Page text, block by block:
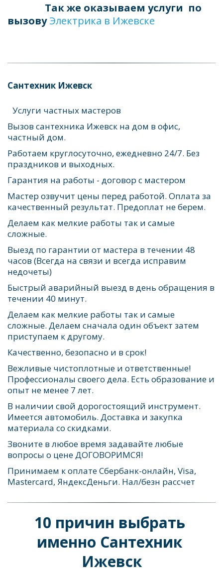
Так же оказываем услуги  по
вызову Электрика в Ижевске
Сантехник Ижевск
Услуги частных мастеров
Вызов сантехника Ижевск на дом в офис,
частный дом.
Работаем круглосуточно, ежедневно 24/7. Без
праздников и выходных.
Гарантия на работы - договор с мастером
Мастер озвучит цены перед работой. Оплата за
качественный результат. Предоплат не берем.
Делаем как мелкие работы так и самые
сложные.
Выезд по гарантии от мастера в течении 48
часов (Всегда на связи и всегда исправим
недочеты)
Быстрый аварийный выезд в день обращения в
течении 40 минут.
Делаем как мелкие работы так и самые
сложные. Делаем сначала один объект затем
приступаем к другому.
Качественно, безопасно и в срок!
Вежливые чистоплотные и ответственные!
Профессионалы своего дела. Есть образование и
опыт не менее 7 лет.
В наличии свой дорогостоящий инструмент.
Имеется автомобиль. Доставка и закупка
материала со скидками.
Звоните в любое время задавайте любые
вопросы о цене ДОГОВОРИМСЯ!
Принимаем к оплате Сбербанк-онлайн, Visa,
Mastercard, ЯндексДеньги. Нал/безн рассчет
10 причин выбрать
именно Сантехник
Ижевск